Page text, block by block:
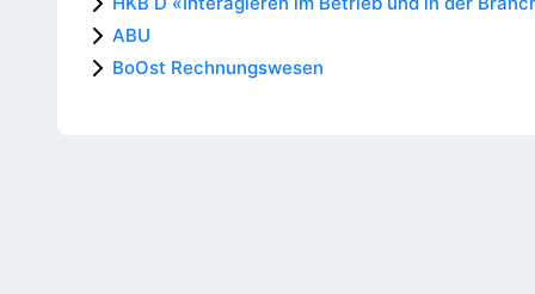
ABU
BoOst Rechnungswesen